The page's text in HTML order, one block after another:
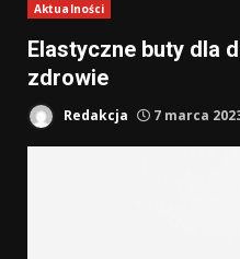
Aktualności
Elastyczne buty dla
zdrowie
Redakcja 7 marca